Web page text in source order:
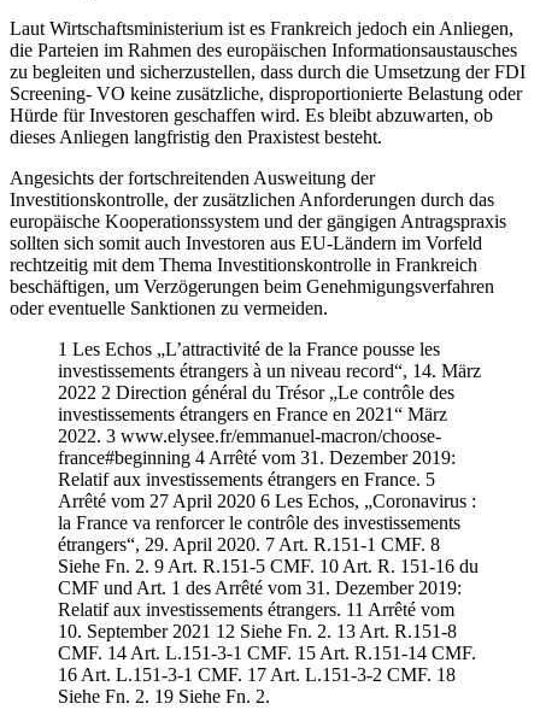
Laut Wirtschaftsministerium ist es Frankreich jedoch ein Anliegen,
die Parteien im Rahmen des europäischen Informationsaustausches
zu begleiten und sicherzustellen, dass durch die Umsetzung der FDI
Screening- VO keine zusätzliche, disproportionierte Belastung oder
Hürde für Investoren geschaffen wird. Es bleibt abzuwarten, ob
dieses Anliegen langfristig den Praxistest besteht.
Angesichts der fortschreitenden Ausweitung der
Investitionskontrolle, der zusätzlichen Anforderungen durch das
europäische Kooperationssystem und der gängigen Antragspraxis
sollten sich somit auch Investoren aus EU-Ländern im Vorfeld
rechtzeitig mit dem Thema Investitionskontrolle in Frankreich
beschäftigen, um Verzögerungen beim Genehmigungsverfahren
oder eventuelle Sanktionen zu vermeiden.
1 Les Echos „L’attractivité de la France pousse les
investissements étrangers à un niveau record“, 14. März
2022 2 Direction général du Trésor „Le contrôle des
investissements étrangers en France en 2021“ März
2022. 3 www.elysee.fr/emmanuel-macron/choose-
france#beginning 4 Arrêté vom 31. Dezember 2019:
Relatif aux investissements étrangers en France. 5
Arrêté vom 27 April 2020 6 Les Echos, „Coronavirus :
la France va renforcer le contrôle des investissements
étrangers“, 29. April 2020. 7 Art. R.151-1 CMF. 8
Siehe Fn. 2. 9 Art. R.151-5 CMF. 10 Art. R. 151-16 du
CMF und Art. 1 des Arrêté vom 31. Dezember 2019:
Relatif aux investissements étrangers. 11 Arrêté vom
10. September 2021 12 Siehe Fn. 2. 13 Art. R.151-8
CMF. 14 Art. L.151-3-1 CMF. 15 Art. R.151-14 CMF.
16 Art. L.151-3-1 CMF. 17 Art. L.151-3-2 CMF. 18
Siehe Fn. 2. 19 Siehe Fn. 2.